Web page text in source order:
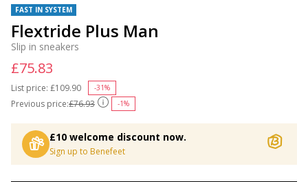
FAST IN SYSTEM
Flextride Plus Man
Slip in sneakers
Previous price:£76.93 -1%
List price: Price reduced from
£109.90 -31%
£75.83
£10 welcome discount now.
Sign up to Benefeet